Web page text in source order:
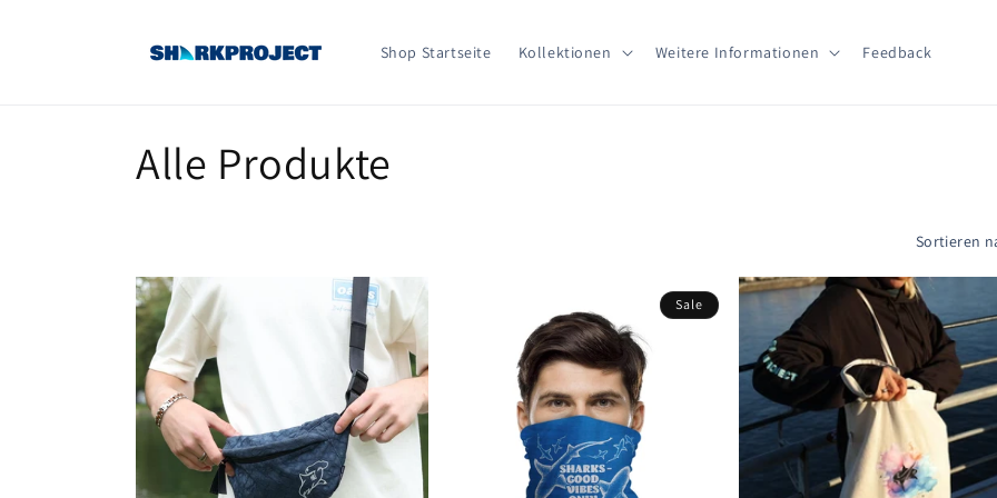
Shop Startseite Kollektionen Weitere Informationen Feedback
K
t
e
g
o
Alle Produkte
Sortieren
Sale